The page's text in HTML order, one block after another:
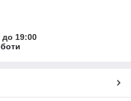
до 19:00